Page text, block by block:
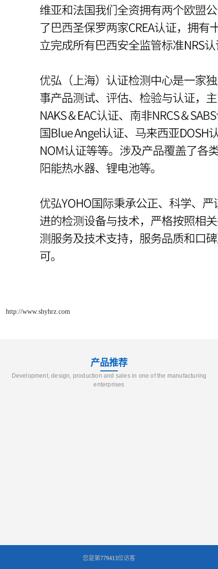
http://www.shyhrz.com
产品推荐
Development, design, production and sales in one of the manufacturing
enterprises
您是第779413位访客